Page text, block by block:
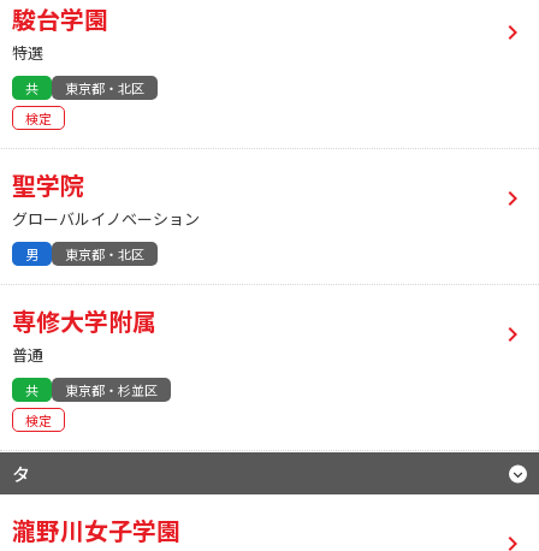
駿台学園
特選
共
東京都・北区
検定
聖学院
グローバルイノベーション
男 東京都・北区
専修大学附属
普通
共
東京都・杉並区
検定
タ
瀧野川女子学園